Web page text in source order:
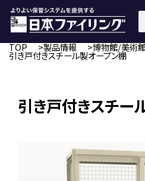
TOP 製品情報 博物館/美術
引き戸付きスチール製オープン棚
引き戸付きスチー